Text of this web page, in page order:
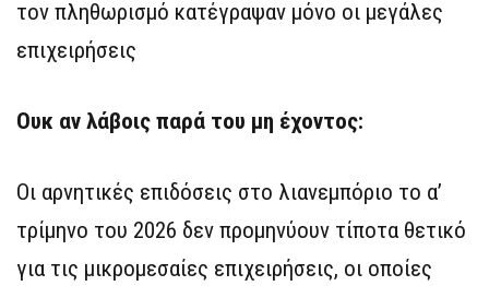
τον πληθωρισμό κατέγραψαν μόνο οι μεγάλες
επιχειρήσεις
Ουκ αν λάβοις παρά του μη έχοντος:
Οι αρνητικές επιδόσεις στο λιανεμπόριο το α’
τρίμηνο του 2026 δεν προμηνύουν τίποτα θετικό
για τις μικρομεσαίες επιχειρήσεις, οι οποίες